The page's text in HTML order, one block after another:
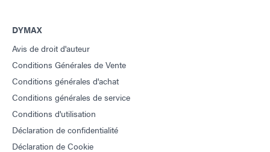
DYMAX
Avis de droit d'auteur
Conditions Générales de Vente
Conditions générales d'achat
Conditions générales de service
Conditions d'utilisation
Déclaration de confidentialité
Déclaration de Cookie